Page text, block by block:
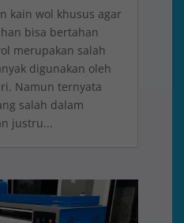
kain wol khusus agar
bisa bertahan
merupakan salah
digunakan oleh
Namun ternyata
salah dalam
justru...